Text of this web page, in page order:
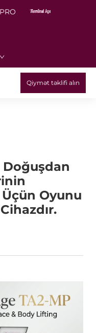
Qiymət təklifi alın
Doğuşdan
Oyunu